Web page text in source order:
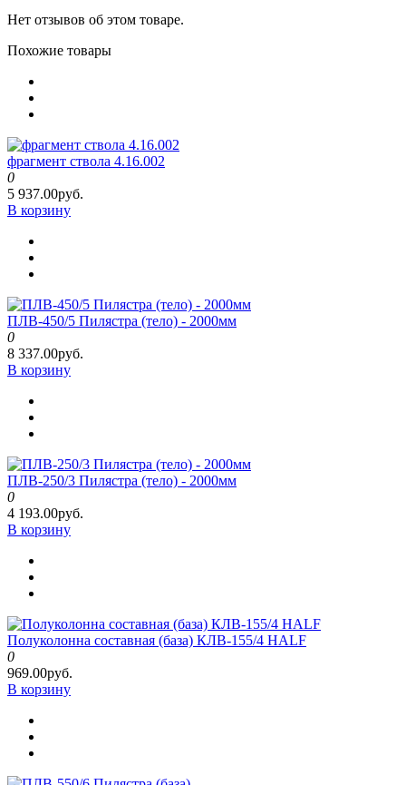
Нет отзывов об этом товаре.
Похожие товары
фрагмент ствола 4.16.002
0
5 937.00руб.
В корзину
ПЛВ-450/5 Пилястра (тело) - 2000мм
0
8 337.00руб.
В корзину
ПЛВ-250/3 Пилястра (тело) - 2000мм
0
4 193.00руб.
В корзину
Полуколонна составная (база) КЛВ-155/4 HALF
0
969.00руб.
В корзину